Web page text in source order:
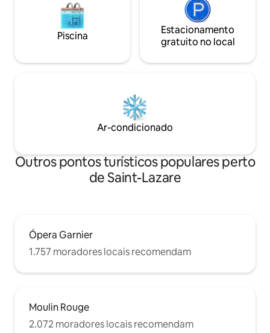
Piscina
Estacionamento
gratuito no local
Ar-condicionado
Outros pontos turísticos populares perto
de Saint-Lazare
Ópera Garnier
1.757 moradores locais recomendam
Moulin Rouge
2.072 moradores locais recomendam